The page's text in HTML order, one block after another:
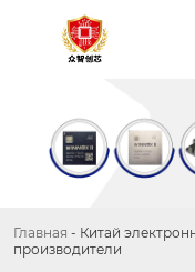
Главная - Китай
производители